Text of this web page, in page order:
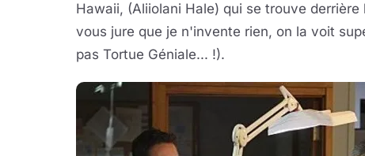
Hawaii, (Aliiolani Hale) qui se trouve
vous jure que je n'invente rien, on la voit
pas Tortue Géniale... !).